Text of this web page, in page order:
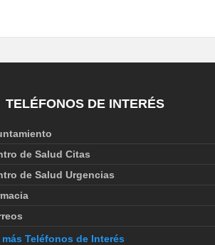
TELÉFONOS DE INTERÉS
de Salud Citas
de Salud Urgencias
más Teléfonos de Interés